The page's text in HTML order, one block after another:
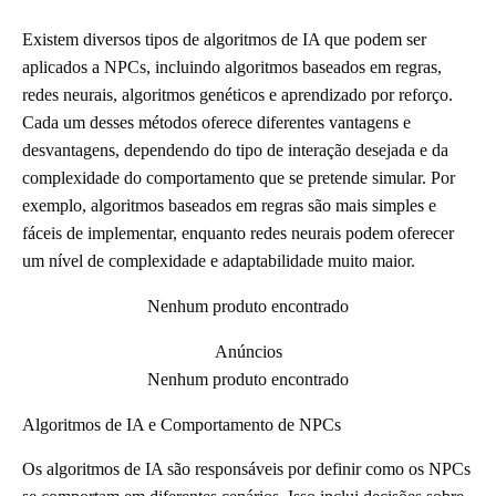
Existem diversos tipos de algoritmos de IA que podem ser
aplicados a NPCs, incluindo algoritmos baseados em regras,
redes neurais, algoritmos genéticos e aprendizado por reforço.
Cada um desses métodos oferece diferentes vantagens e
desvantagens, dependendo do tipo de interação desejada e da
complexidade do comportamento que se pretende simular. Por
exemplo, algoritmos baseados em regras são mais simples e
fáceis de implementar, enquanto redes neurais podem oferecer
um nível de complexidade e adaptabilidade muito maior.
Nenhum produto encontrado
Anúncios
Nenhum produto encontrado
Algoritmos de IA e Comportamento de NPCs
Os algoritmos de IA são responsáveis por definir como os NPCs